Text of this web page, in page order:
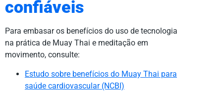
confiáveis
Para embasar os benefícios do uso de tecnologia
na prática de Muay Thai e meditação em
movimento, consulte:
Estudo sobre benefícios do Muay Thai para
saúde cardiovascular (NCBI)